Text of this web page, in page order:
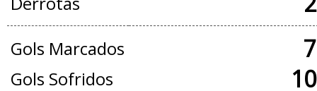
Gols Marcados
Gols Sofridos